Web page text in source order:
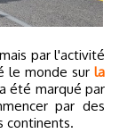
le monde sur la
été marqué par
par des
continents.